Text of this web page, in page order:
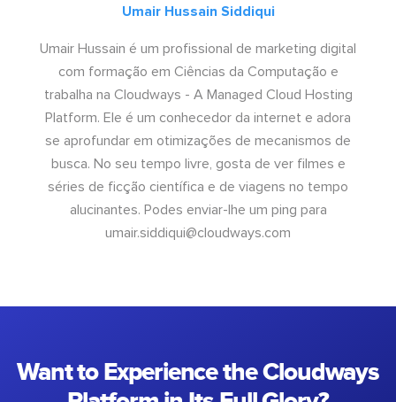
Umair Hussain Siddiqui
Umair Hussain é um profissional de marketing digital
com formação em Ciências da Computação e
trabalha na Cloudways - A Managed Cloud Hosting
Platform. Ele é um conhecedor da internet e adora
se aprofundar em otimizações de mecanismos de
busca. No seu tempo livre, gosta de ver filmes e
séries de ficção científica e de viagens no tempo
alucinantes. Podes enviar-lhe um ping para
umair.siddiqui@cloudways.com
Want to Experience the Cloudways